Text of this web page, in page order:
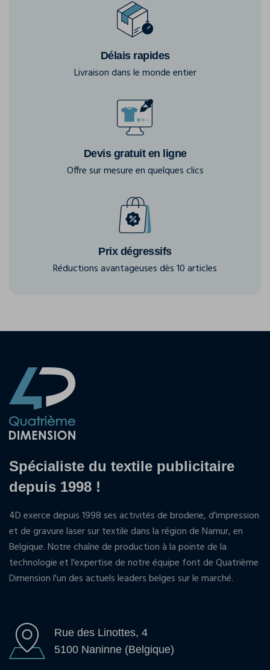
Délais rapides
Livraison dans le monde entier
Devis gratuit en ligne
Offre sur mesure en quelques clics
Prix dégressifs
Réductions avantageuses dès 10 articles
Spécialiste du textile publicitaire
depuis 1998 !
4D exerce depuis 1998 ses activités de broderie, d'impression
et de gravure laser sur textile dans la région de Namur, en
Belgique. Notre chaîne de production à la pointe de la
technologie et l'expertise de notre équipe font de Quatrième
Dimension l'un des actuels leaders belges sur le marché.
Rue des Linottes, 4
5100 Naninne (Belgique)